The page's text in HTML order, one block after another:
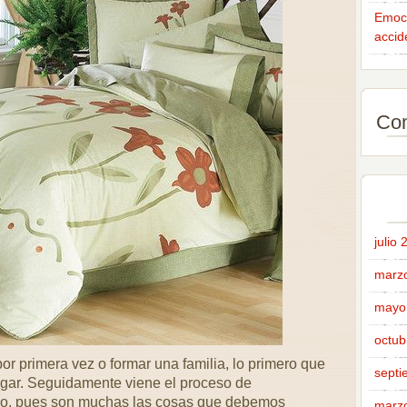
primera vez o formar una familia, lo primero que
Seguidamente viene el proceso de
pues son muchas las cosas que debemos
julio